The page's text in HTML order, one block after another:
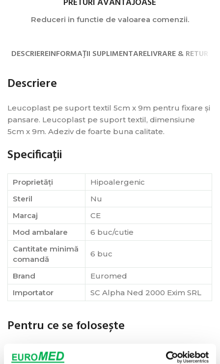
Reduceri in functie de valoarea comenzii.
DESCRIEREINFORMAȚII SUPLIMENTARELIVRARE & RETUR
Descriere
Leucoplast pe suport textil 5cm x 9m pentru fixare și
pansare. Leucoplast pe suport textil, dimensiune
5cm x 9m. Adeziv de foarte buna calitate.
Specificații
Proprietăți
Hipoalergenic
Steril
Nu
Marcaj
CE
Mod ambalare
6 buc/cutie
Cantitate minimă
comandă
6 buc
Brand
Euromed
Importator
SC Alpha Ned 2000 Exim SRL
Pentru ce se folosește
Se utilizeaza pentru fixarea de comprese,
pansamente, tubulatura medicală, etc. Se folosește